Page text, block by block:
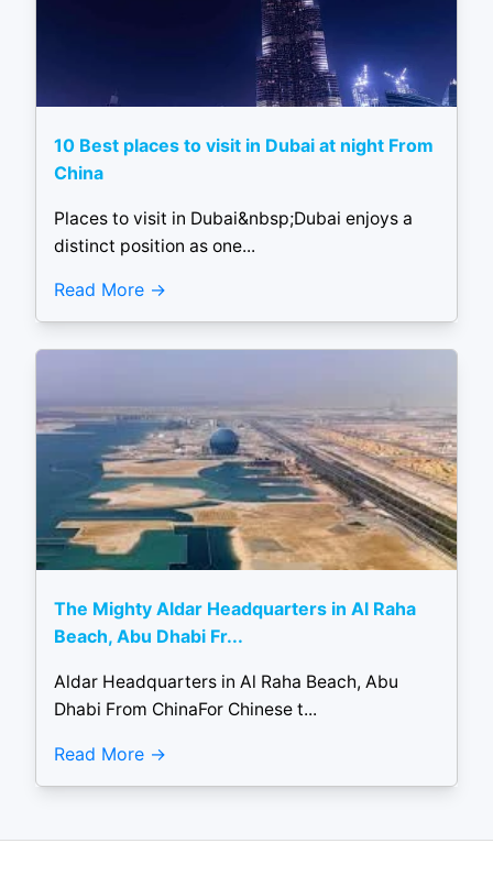
10 Best places to visit in Dubai at night From
China
Places to visit in Dubai&nbsp;Dubai enjoys a
distinct position as one...
Read More
The Mighty Aldar Headquarters in Al Raha
Beach, Abu Dhabi Fr...
Aldar Headquarters in Al Raha Beach, Abu
Dhabi From ChinaFor Chinese t...
Read More